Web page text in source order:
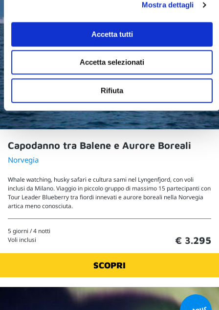
Mostra dettagli
Accetta tutti
Accetta selezionati
Rifiuta
Capodanno tra Balene e Aurore Boreali
Norvegia
Whale watching, husky safari e cultura sami nel Lyngenfjord, con voli
inclusi da Milano. Viaggio in piccolo gruppo di massimo 15 partecipanti con
Tour Leader Blueberry tra fiordi innevati e aurore boreali nella Norvegia
artica meno conosciuta.
5 giorni / 4 notti
Voli inclusi
€ 3.295
SCOPRI